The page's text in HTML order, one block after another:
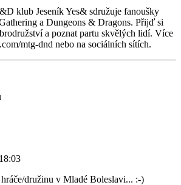
klub Jeseník Yes& sdružuje fanoušky
a Dungeons & Dragons. Přijď si
a poznat partu skvělých lidí. Více
mtg-dnd nebo na sociálních sítích.
družinu v Mladé Boleslavi... :-)